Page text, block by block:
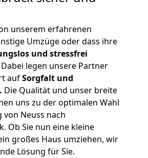
unserem erfahrenen
Umzüge oder dass ihre
und stressfrei
legen unsere Partner
aufSorgfalt und
Die Qualität und unser breite
uns zu der optimalen Wahl
Neuss nach
Ob Sie nun eine kleine
großes Haus umziehen, wir
Lösung für Sie.